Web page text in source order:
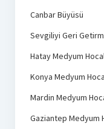
Canbar Büyüsü
Sevgiliyi Geri
Hatay Medyum
Konya Medyum
Mardin Medyum
Gaziantep Medyum